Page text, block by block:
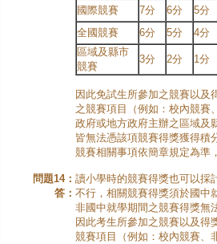
國際競賽 7分 6分 5分
全國競賽 6分 5分 4分
區域及縣市
競賽
3分 2分 1分
因此免試生所參加之競賽以及
之競賽項目（例如：校內競賽
政府或地方政府主辦之區域及
皆無法憑該項競賽得獎獲得積分
競賽相關事項依簡章規定為準
問題14： 讀小學時的競賽得獎也可以採
答： 不行，相關競賽得獎須於國中
非國中就學期間之競賽得獎無
因此考生所參加之競賽以及得
競賽項目（例如：校內競賽、